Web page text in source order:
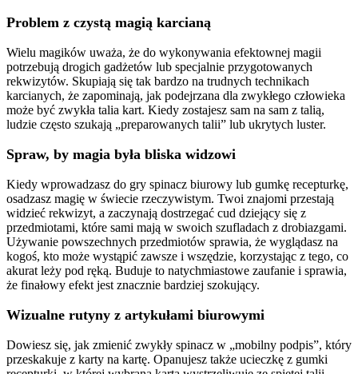
Problem z czystą magią karcianą
Wielu magików uważa, że do wykonywania efektownej magii
potrzebują drogich gadżetów lub specjalnie przygotowanych
rekwizytów. Skupiają się tak bardzo na trudnych technikach
karcianych, że zapominają, jak podejrzana dla zwykłego człowieka
może być zwykła talia kart. Kiedy zostajesz sam na sam z talią,
ludzie często szukają „preparowanych talii” lub ukrytych luster.
Spraw, by magia była bliska widzowi
Kiedy wprowadzasz do gry spinacz biurowy lub gumkę recepturkę,
osadzasz magię w świecie rzeczywistym. Twoi znajomi przestają
widzieć rekwizyt, a zaczynają dostrzegać cud dziejący się z
przedmiotami, które sami mają w swoich szufladach z drobiazgami.
Używanie powszechnych przedmiotów sprawia, że wyglądasz na
kogoś, kto może wystąpić zawsze i wszędzie, korzystając z tego, co
akurat leży pod ręką. Buduje to natychmiastowe zaufanie i sprawia,
że finałowy efekt jest znacznie bardziej szokujący.
Wizualne rutyny z artykułami biurowymi
Dowiesz się, jak zmienić zwykły spinacz w „mobilny podpis”, który
przeskakuje z karty na kartę. Opanujesz także ucieczkę z gumki